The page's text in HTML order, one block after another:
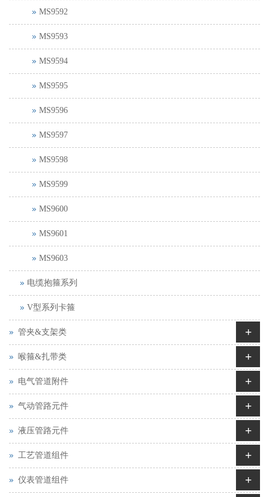
MS9592
MS9593
MS9594
MS9595
MS9596
MS9597
MS9598
MS9599
MS9600
MS9601
MS9603
电缆抱箍系列
V型系列卡箍
管夹&支架类 +
喉箍&扎带类 +
电气管道附件 +
气动管路元件 +
液压管路元件 +
工艺管道组件 +
仪表管道组件 +